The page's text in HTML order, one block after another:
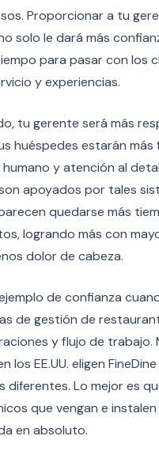
Proporcionar a tu
solo le dará más
para pasar con los
y experiencias.
tu gerente será más
huéspedes estarán más
y atención al
apoyados por tales
quedarse más
logrando más con
dolor de cabeza.
de confianza
de gestión de
y flujo de trabajo.
los EE.UU. eligen
diferentes. Lo mejor es
que vengan e instalen
en absoluto.